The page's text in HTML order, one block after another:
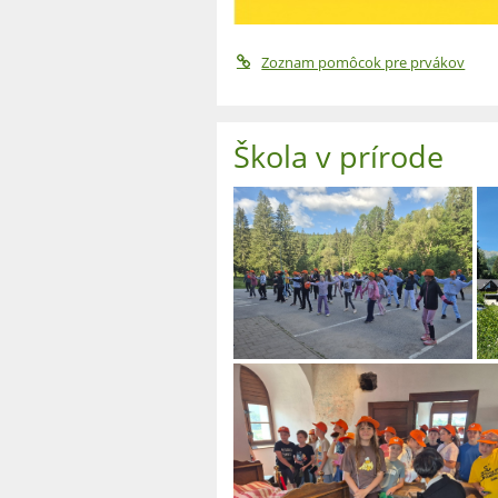
Zoznam pomôcok pre prvákov
Škola v prírode